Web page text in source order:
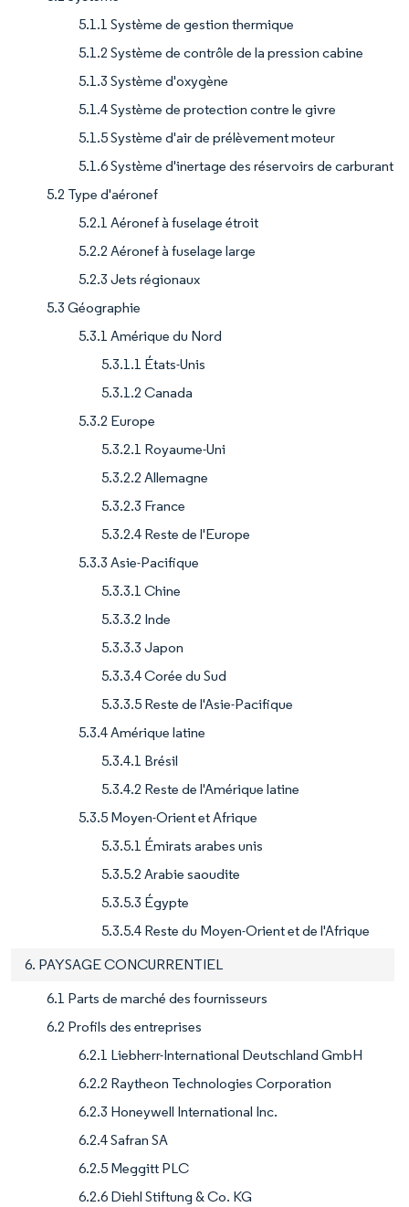
5.1.1 Système de gestion thermique
5.1.2 Système de contrôle de la pression cabine
5.1.3 Système d'oxygène
5.1.4 Système de protection contre le givre
5.1.5 Système d'air de prélèvement moteur
5.1.6 Système d'inertage des réservoirs de carburant
5.2 Type d'aéronef
5.2.1 Aéronef à fuselage étroit
5.2.2 Aéronef à fuselage large
5.2.3 Jets régionaux
5.3 Géographie
5.3.1 Amérique du Nord
5.3.1.1 États-Unis
5.3.1.2 Canada
5.3.2 Europe
5.3.2.1 Royaume-Uni
5.3.2.2 Allemagne
5.3.2.3 France
5.3.2.4 Reste de l'Europe
5.3.3 Asie-Pacifique
5.3.3.1 Chine
5.3.3.2 Inde
5.3.3.3 Japon
5.3.3.4 Corée du Sud
5.3.3.5 Reste de l'Asie-Pacifique
5.3.4 Amérique latine
5.3.4.1 Brésil
5.3.4.2 Reste de l'Amérique latine
5.3.5 Moyen-Orient et Afrique
5.3.5.1 Émirats arabes unis
5.3.5.2 Arabie saoudite
5.3.5.3 Égypte
5.3.5.4 Reste du Moyen-Orient et de l'Afrique
6. PAYSAGE CONCURRENTIEL
6.1 Parts de marché des fournisseurs
6.2 Profils des entreprises
6.2.1 Liebherr-International Deutschland GmbH
6.2.2 Raytheon Technologies Corporation
6.2.3 Honeywell International Inc.
6.2.4 Safran SA
6.2.5 Meggitt PLC
6.2.6 Diehl Stiftung & Co. KG